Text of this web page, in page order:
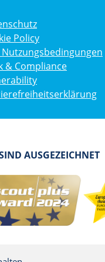
Policy
Nutzungsbedingungen
& Compliance
AUSGEZEICHNET